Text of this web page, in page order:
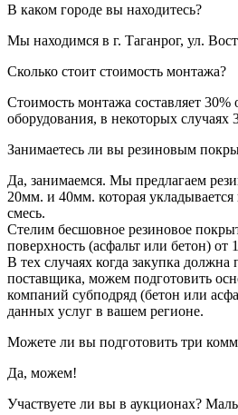
В каком городе вы находитесь?
Мы находимся в г. Таганрог, ул.
Сколько стоит стоимость монтажа?
Стоимость монтажа составляет 30%
оборудования, в некоторых случаях
Занимаетесь ли вы резиновым
Да, занимаемся. Мы предлагаем
20мм. и 40мм. которая
смесь.
Стелим бесшовное резиновое
поверхность (асфальт или бетон) от
В тех случаях когда закупка должна
поставщика, можем подготовить
компаний субподряд (бетон или
данных услуг в вашем регионе.
Можете ли вы подготовить три
Да, можем!
Участвуете ли вы в аукционах?